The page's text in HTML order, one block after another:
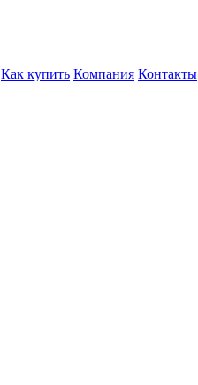
Как купить Компания Контакты